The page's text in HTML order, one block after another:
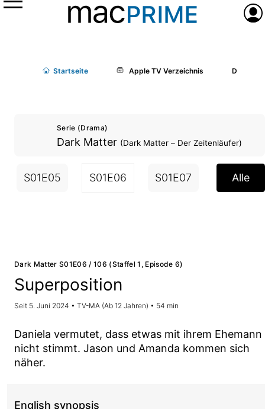
Menü
Startseite Apple TV Verzeichnis Dark
Serie (Drama)
Dark Matter (Dark Matter – Der Zeitenläufer)
S01E05 S01E06 S01E07 S01E08
Alle
Dark Matter S01E06 / 106 (Staffel 1, Episode 6)
Superposition
Seit 5. Juni 2024 • TV-MA (Ab 12 Jahren) • 54 min
Daniela vermutet, dass etwas mit ihrem Ehemann
nicht stimmt. Jason und Amanda kommen sich
näher.
English synopsis